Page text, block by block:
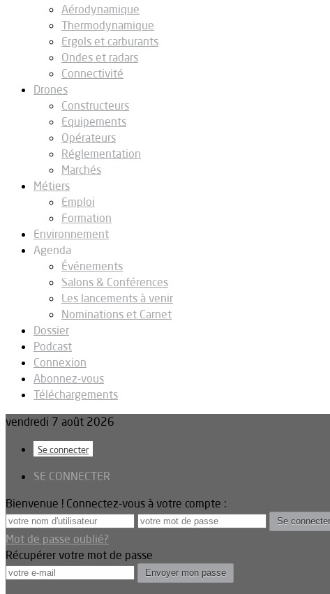
Aérodynamique
Thermodynamique
Ergols et carburants
Ondes et radars
Connectivité
Drones
Constructeurs
Equipements
Opérateurs
Réglementation
Marchés
Métiers
Emploi
Formation
Environnement
Agenda
Événements
Salons & Conférences
Les lancements à venir
Nominations et Carnet
Dossier
Podcast
Connexion
Abonnez-vous
Téléchargements
vendredi 7 août 2026
Se connecter
SE CONNECTER
Bienvenue ! Connectez-vous à votre compte :
Mot de passe oublié?
Récupérer votre mot de passe